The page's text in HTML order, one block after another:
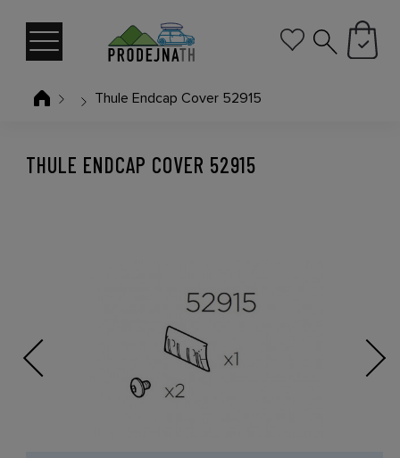
Thule Endcap Cover 52915
Previous Next
THULE ENDCAP COVER 52915